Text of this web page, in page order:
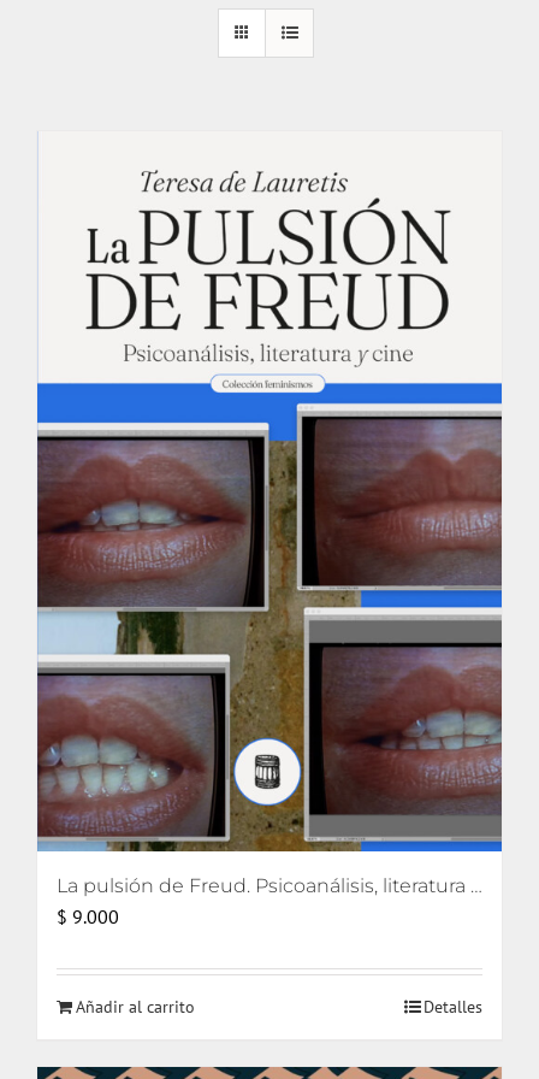
La pulsión de Freud. Psicoanálisis, literatura y cine [eBook]
$ 9.000
Añadir al carrito Detalles